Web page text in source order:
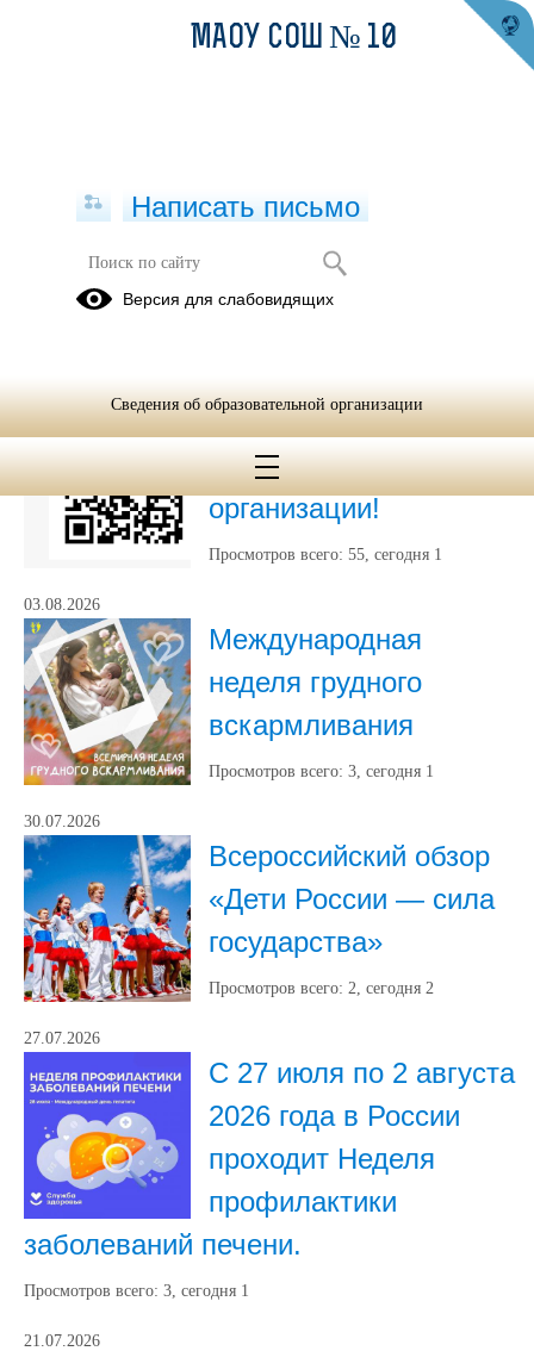
Новости
Вы можете оставить
мнение о нашей
организации!
Просмотров всего: 55, сегодня 1
03.08.2026
Международная
неделя грудного
вскармливания
Просмотров всего: 3, сегодня 1
30.07.2026
Всероссийский обзор
«Дети России — сила
государства»
Просмотров всего: 2, сегодня 2
27.07.2026
С 27 июля по 2 августа
2026 года в России
проходит Неделя
профилактики
заболеваний печени.
Просмотров всего: 3, сегодня 1
21.07.2026
МАОУ СОШ № 10
Написать письмо
Версия для слабовидящих
Сведения об образовательной организации